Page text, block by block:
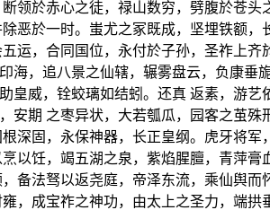
领於赤心之徒，禄山数穷，劈腹於苍
恶於一时。蚩尤之冢既成，坚埋铁额
运，合同国位，永付於子孙，圣祚上
，追八景之仙辖，辗雾盘云，负康垂
威，铨蛟璃如结蚓。还真 返素，游
期 之枣异状，大若瓠瓜，园客之茧殊
深固，永保神器，长正皇纲。虎牙将
以饪，竭五湖之泉，紫焰腥膻，青萍
法驽以返尧庭，帝泽东流，乘仙舆而
，成宝祚之神功，由太上之圣力，端